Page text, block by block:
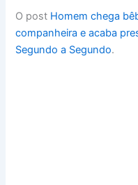
O post Homem chega
companheira e acaba
Segundo a Segundo.